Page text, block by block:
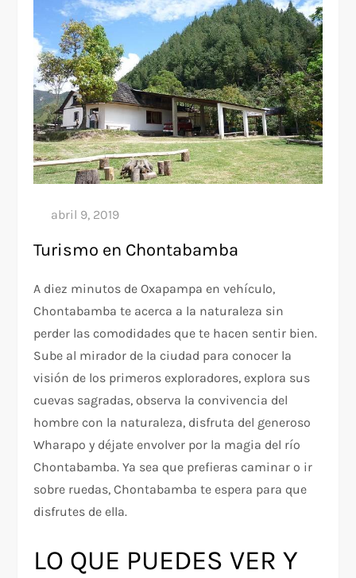
Turismo en Chontabamba
A diez minutos de Oxapampa en vehículo,
Chontabamba te acerca a la naturaleza sin
perder las comodidades que te hacen sentir bien.
Sube al mirador de la ciudad para conocer la
visión de los primeros exploradores, explora sus
cuevas sagradas, observa la convivencia del
hombre con la naturaleza, disfruta del generoso
Wharapo y déjate envolver por la magia del río
Chontabamba. Ya sea que prefieras caminar o ir
sobre ruedas, Chontabamba te espera para que
disfrutes de ella.
LO QUE PUEDES VER Y